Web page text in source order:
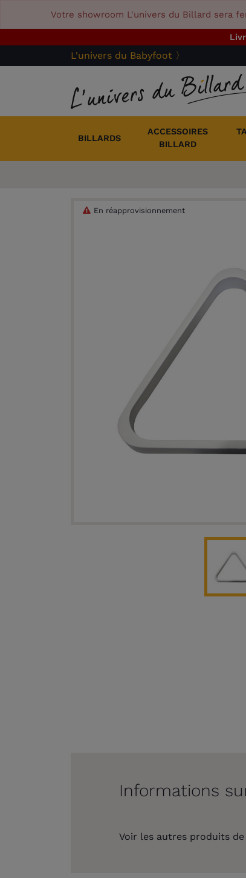
Votre showroom L'univers du Billard sera
L'univers du Babyfoot 〉
BILLARDS
ACCESSOIRES
BILLARD
En réapprovisionnement
Informations
Voir les autres produits